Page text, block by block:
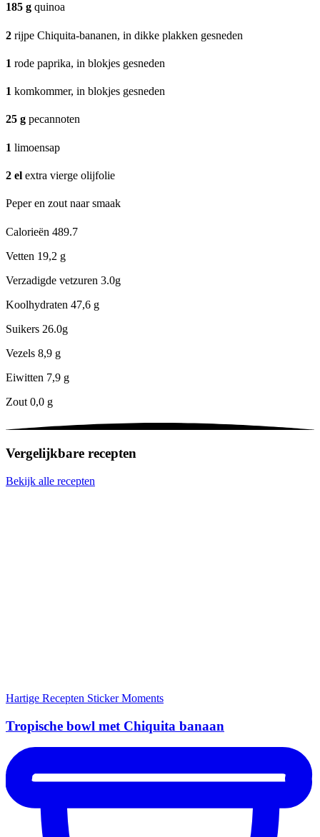
185 g quinoa
2 rijpe Chiquita-bananen, in dikke plakken gesneden
1 rode paprika, in blokjes gesneden
1 komkommer, in blokjes gesneden
25 g pecannoten
1 limoensap
2 el extra vierge olijfolie
Peper en zout naar smaak
Calorieën 489.7
Vetten 19,2 g
Verzadigde vetzuren 3.0g
Koolhydraten 47,6 g
Suikers 26.0g
Vezels 8,9 g
Eiwitten 7,9 g
Zout 0,0 g
Vergelijkbare recepten
Bekijk alle recepten
Hartige Recepten Sticker Moments
Tropische bowl met Chiquita banaan